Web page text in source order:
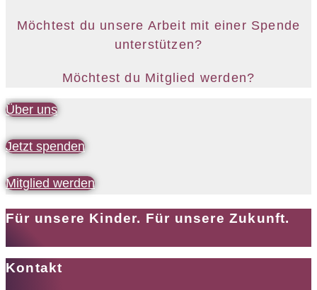
Möchtest du unsere Arbeit mit einer Spende
unterstützen?
Möchtest du Mitglied werden?
Über uns
Jetzt spenden
Mitglied werden
Für unsere Kinder. Für unsere Zukunft.
Kontakt